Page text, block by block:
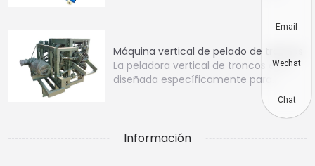
Máquina vertical de pelado de troncos
La peladora vertical de troncos está
diseñada específicamente para…
Información
Email
Wechat
Chat